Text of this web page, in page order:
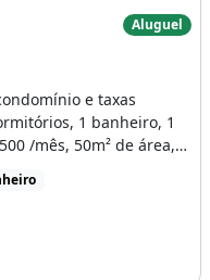
Aluguel
e taxas
1 banheiro, 1
/mês, 50m² de área,